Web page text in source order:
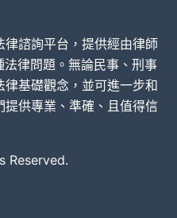
諮詢平台，提供經由律師
律問題。無論民事、刑事
基礎觀念，並可進一步和
供專業、準確、且值得信
Reserved.